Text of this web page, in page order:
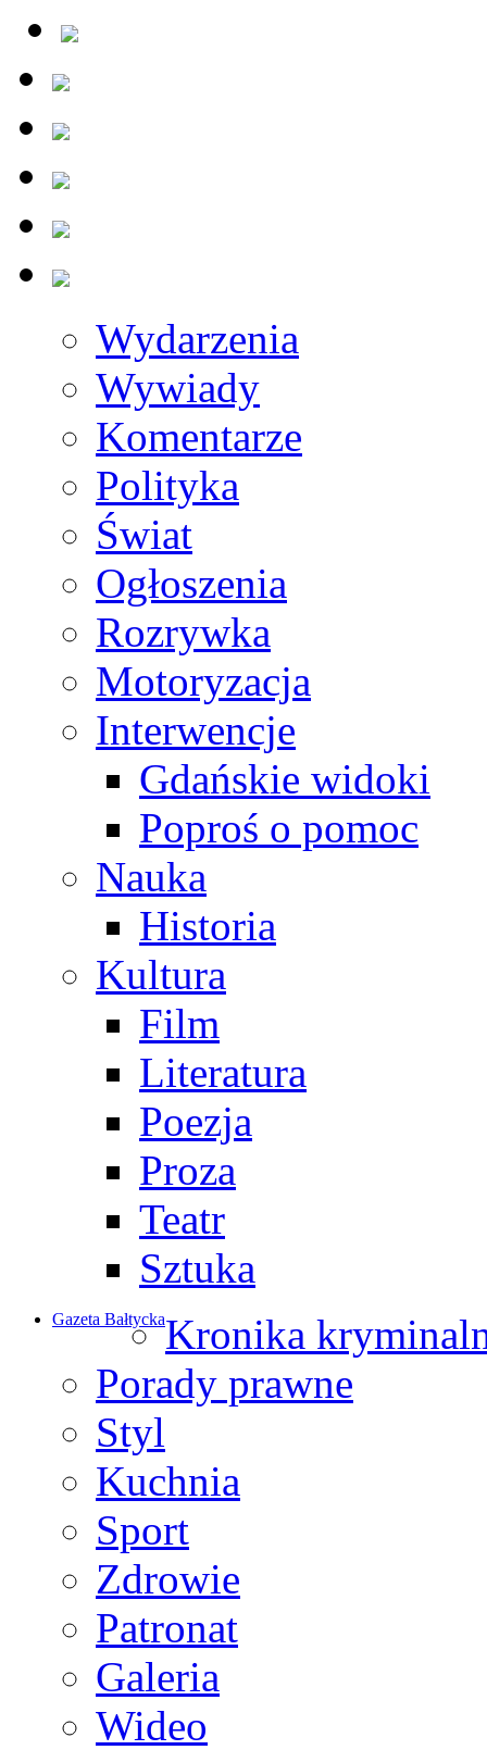
Wydarzenia
Wywiady
Komentarze
Polityka
Świat
Ogłoszenia
Rozrywka
Motoryzacja
Interwencje
Gdańskie widoki
Poproś o pomoc
Nauka
Historia
Kultura
Film
Literatura
Poezja
Proza
Teatr
Sztuka
Gazeta BałtyckaKronika
Porady prawne
Styl
Kuchnia
Sport
Zdrowie
Patronat
Galeria
Wideo